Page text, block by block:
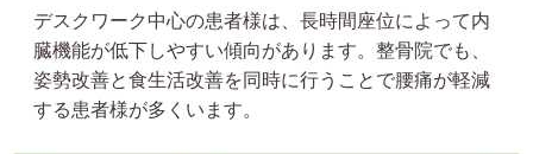
デスクワーク中心の患者様は、長時間座位によって内
臓機能が低下しやすい傾向があります。整骨院でも、
姿勢改善と食生活改善を同時に行うことで腰痛が軽減
する患者様が多くいます。